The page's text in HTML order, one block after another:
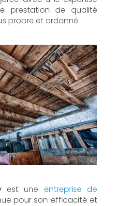
prestation de qualité
propre et ordonné.
est une entreprise de
pour son efficacité et